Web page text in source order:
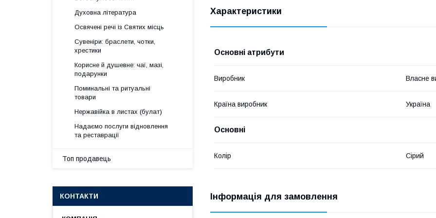
Характеристики
Основні атрибути
Виробник Власне
Країна виробник Україна
Основні
Колір Сірий
Інформація для замовлення
Духовна література
Освячені речі із Святих місць
Сувеніри: браслети, чотки,
хрестики
Корисне й душевне: чаї, мазі,
подарунки
Поминальні та ритуальні
товари
Нержавійка в листах (булат)
Надаємо послуги відновлення
та реставрації
Топ продавець
КОНТАКТИ